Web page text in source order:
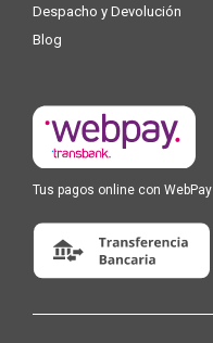
Despacho y Devolución
Blog
Tus pagos online con WebPay